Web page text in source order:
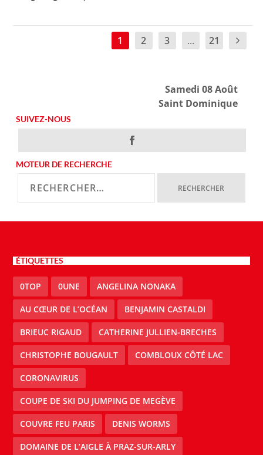
1 2 3 ... 21
Samedi 08 Août
Saint Dominique
SUIVEZ-NOUS
MOTEUR DE RECHERCHE
ÉTIQUETTES
0TOP 0UNE ANGELINA NONAKA
AU CŒUR DE L’OCÉAN BENJAMIN CASTALDI
BRIEUC RIGAUD CATHERINE JULLIEN-BRECHES
CHRISTOPHE BOUGAULT COMBLOUX CÔTÉ LAC
CORONAVIRUS
COUPE DE SKI DU JUMPING DE MEGÈVE
COUVRE FEU PARIS DENIS WORMS
DOMAINE DE L’AIGLE À PRAZ-SUR-ARLY